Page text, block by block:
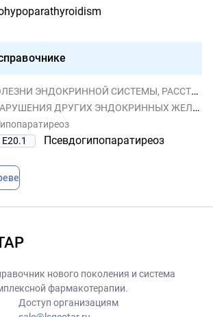
СИСТЕМЫ, РАССТРОЙСТВА ПИТАНИЯ И НАРУШЕНИЯ ОБМЕНА ВЕЩЕСТВ
ДРУГИХ ЭНДОКРИННЫХ ЖЕЛЕЗ
E20.1
Псевдогипопаратиреоз
нового поколения и система
фармакотерапии.
Доступ организациям